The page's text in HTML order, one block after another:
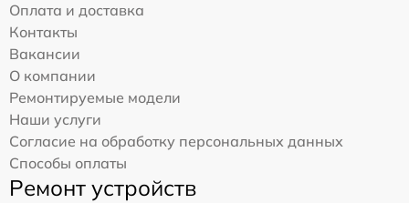
Оплата и доставка
Контакты
Вакансии
О компании
Ремонтируемые модели
Наши услуги
Согласие на обработку персональных данных
Способы оплаты
Ремонт устройств